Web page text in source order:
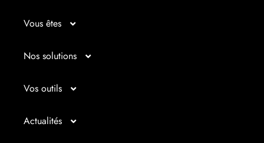
Vous êtes
Micro entrepreneur
Créateur d’entreprise
Repreneur d’entreprise
Nos solutions
Entrepreunariat
Gestion
Vos outils
Bilan imagé
Actualités